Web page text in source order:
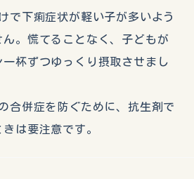
で下痢症状が軽い子が多いよう
。慌てることなく、子どもが
杯ずつゆっくり摂取させまし
合併症を防ぐために、抗生剤で
は要注意です。